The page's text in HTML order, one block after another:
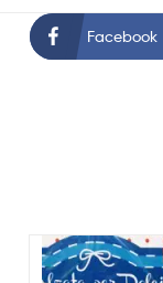
Facebook